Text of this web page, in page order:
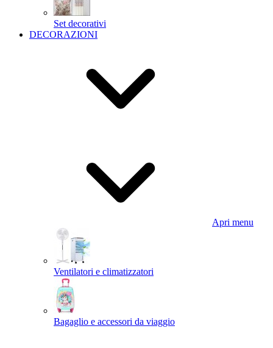
Set decorativi
DECORAZIONI
Apri menu
Ventilatori e climatizzatori
Bagaglio e accessori da viaggio